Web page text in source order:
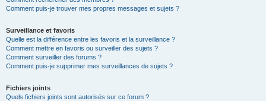
Comment puis-je trouver mes propres messages et sujets ?
Surveillance et favoris
Quelle est la différence entre les favoris et la surveillance ?
Comment mettre en favoris ou surveiller des sujets ?
Comment surveiller des forums ?
Comment puis-je supprimer mes surveillances de sujets ?
Fichiers joints
Quels fichiers joints sont autorisés sur ce forum ?